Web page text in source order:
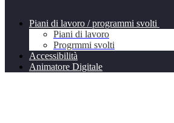
Piani di lavoro / programmi svolti
Piani di lavoro
Progrmmi svolti
Accessibilità
Animatore Digitale